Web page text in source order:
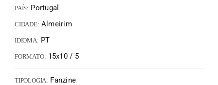
PAÍS: Portugal
CIDADE: Almeirim
IDIOMA: PT
FORMATO: 15x10 / 5
TIPOLOGIA: Fanzine